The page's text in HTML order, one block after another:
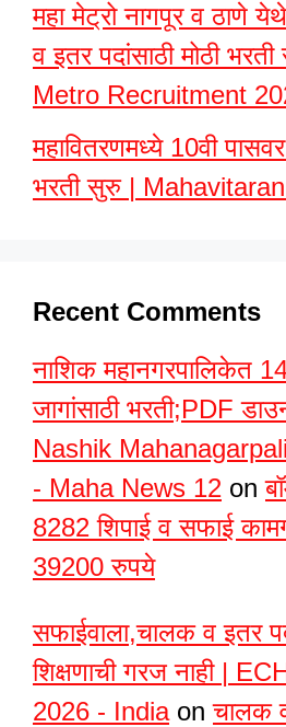
महा मेट्रो नागपूर व ठाणे
व इतर पदांसाठी मोठी
Metro Recruitment
महावितरणमध्ये 10वी
भरती सुरु |
Recent Comments
नाशिक महानगरपालिकेत
जागांसाठी भरती;PDF
Nashik
- Maha News 12 on
8282 शिपाई व सफाई
39200 रुपये
सफाईवाला,चालक व इतर
शिक्षणाची गरज नाही |
2026 - Indiaonचालक